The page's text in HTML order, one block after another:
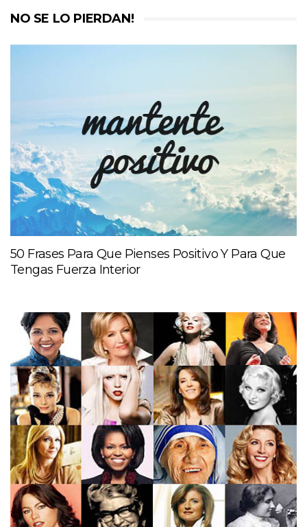
NO SE LO PIERDAN!
50 Frases Para Que Pienses Positivo Y Para Que
Tengas Fuerza Interior